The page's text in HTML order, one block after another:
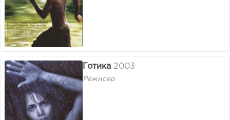
Готика 2003
Режисер